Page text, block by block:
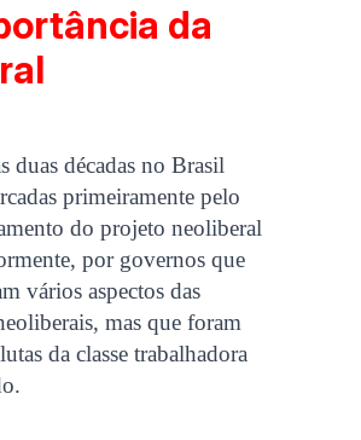
da
duas décadas no Brasil
primeiramente pelo
do projeto neoliberal
por governos que
vários aspectos das
mas que foram
da classe trabalhadora